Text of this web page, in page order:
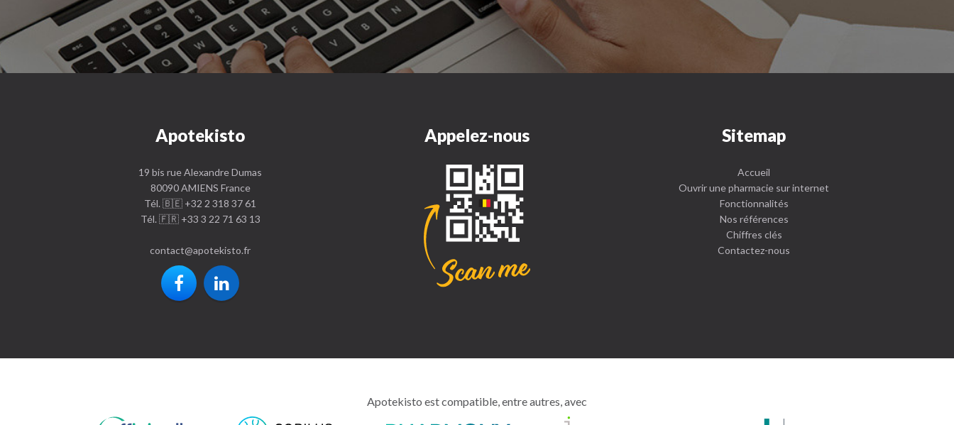
Apotekisto
19 bis rue Alexandre Dumas
80090 AMIENS France
Tél. 🇧🇪 +32 2 318 37 61
Tél. 🇫🇷 +33 3 22 71 63 13
contact@apotekisto.fr
Appelez-nous Sitemap
Accueil
Ouvrir une pharmacie sur internet
Fonctionnalités
Nos références
Chiffres clés
Contactez-nous
Apotekisto est compatible, entre autres, avec